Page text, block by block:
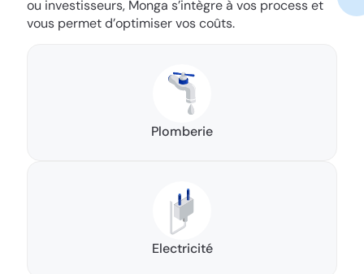
ou investisseurs, Monga s’intègre à vos process et
vous permet d’optimiser vos coûts.
Plomberie
Electricité